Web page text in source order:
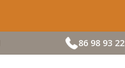
86 98 93 22